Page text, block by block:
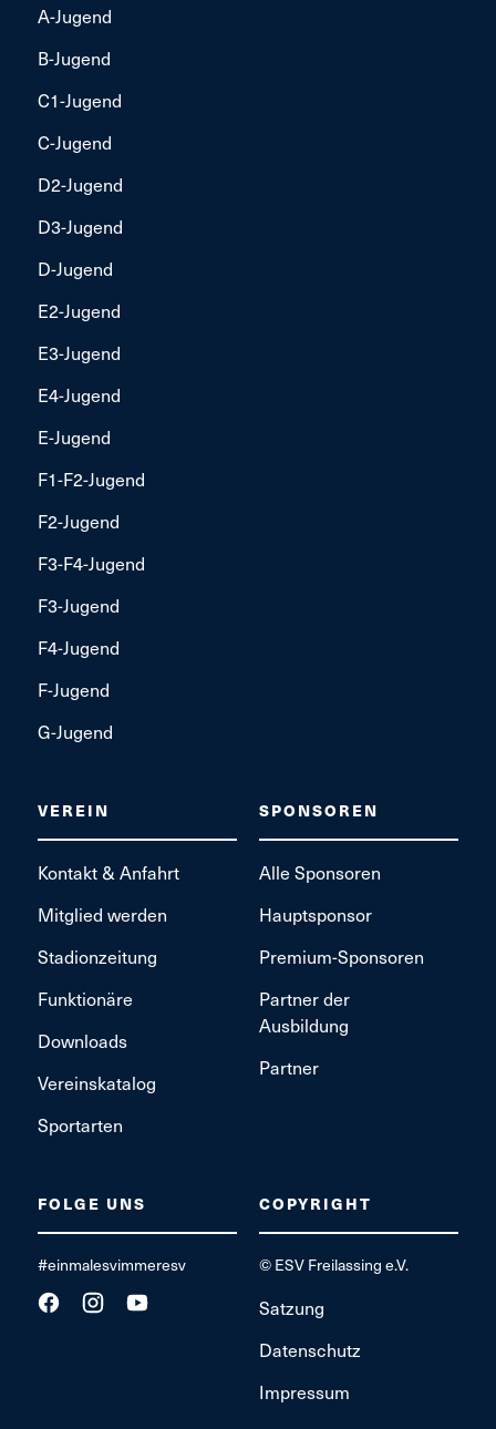
A-Jugend
B-Jugend
C1-Jugend
C-Jugend
D2-Jugend
D3-Jugend
D-Jugend
E2-Jugend
E3-Jugend
E4-Jugend
E-Jugend
F1-F2-Jugend
F2-Jugend
F3-F4-Jugend
F3-Jugend
F4-Jugend
F-Jugend
G-Jugend
VEREIN
Kontakt & Anfahrt
Mitglied werden
Stadionzeitung
Funktionäre
Downloads
Vereinskatalog
Sportarten
SPONSOREN
Alle Sponsoren
Hauptsponsor
Premium-Sponsoren
Partner der
Ausbildung
Partner
FOLGE UNS
#einmalesvimmeresv
COPYRIGHT
© ESV Freilassing e.V.
Satzung
Datenschutz
Impressum